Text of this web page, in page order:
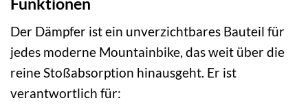
Der Dämpfer ist ein unverzichtbares Bauteil für
jedes moderne Mountainbike, das weit über die
reine Stoßabsorption hinausgeht. Er ist
verantwortlich für: